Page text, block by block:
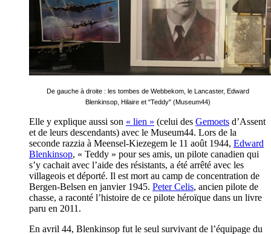
De gauche à droite : les tombes de Webbekom, le Lancaster, Edward
Blenkinsop, Hilaire et "Teddy" (Museum44)
Elle y explique aussi son « lien » (celui des Gemoets d’Assent
et de leurs descendants) avec le Museum44. Lors de la
seconde razzia à Meensel-Kiezegem le 11 août 1944, Edward
Blenkinsop, « Teddy » pour ses amis, un pilote canadien qui
s’y cachait avec l’aide des résistants, a été arrêté avec les
villageois et déporté. Il est mort au camp de concentration de
Bergen-Belsen en janvier 1945. Peter Celis, ancien pilote de
chasse, a raconté l’histoire de ce pilote héroïque dans un livre
paru en 2011.
En avril 44, Blenkinsop fut le seul survivant de l’équipage du